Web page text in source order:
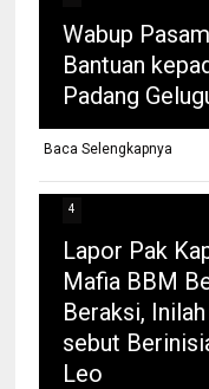
Wabup
Bantuan
Padang
Baca Selengkapnya
4
Lapor Pak
Mafia BBM
Beraksi,
sebut
Leo